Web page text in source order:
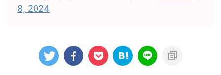
8, 2024